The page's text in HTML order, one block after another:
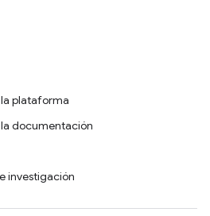
plataforma
documentación
investigación